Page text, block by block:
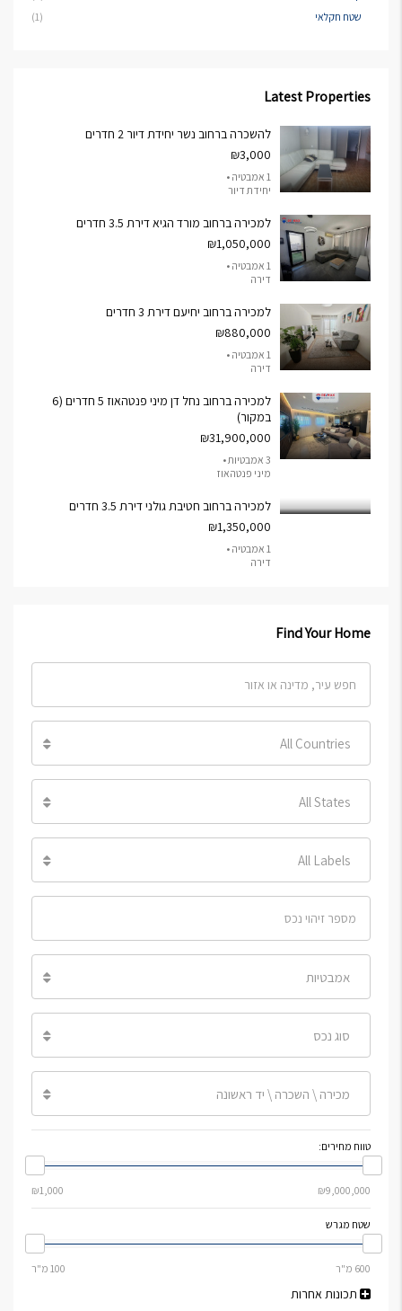
שטח חקלאי
(1)
Latest Properties
להשכרה ברחוב נשר יחידת דיור 2 חדרים
₪3,000
1 אמבטיה •
יחידת דיור
למכירה ברחוב מורד הגיא דירת 3.5 חדרים
₪1,050,000
1 אמבטיה •
דירה
למכירה ברחוב יחיעם דירת 3 חדרים
₪880,000
1 אמבטיה •
דירה
למכירה ברחוב נחל דן מיני פנטהאוז 5 חדרים (6
במקור)
₪31,900,000
3 אמבטיות •
מיני פנטהאוז
למכירה ברחוב חטיבת גולני דירת 3.5 חדרים
₪1,350,000
1 אמבטיה •
דירה
Find Your Home
All Countries
All States
All Labels
אמבטיות
סוג נכס
מכירה \ השכרה \ יד ראשונה
טווח מחירים:
שטח מגרש
תכונות אחרות